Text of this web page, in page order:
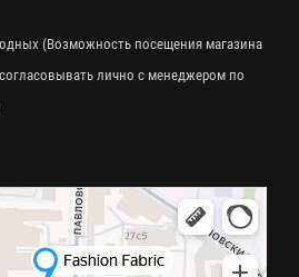
(Возможность посещения магазина
лично с менеджером по